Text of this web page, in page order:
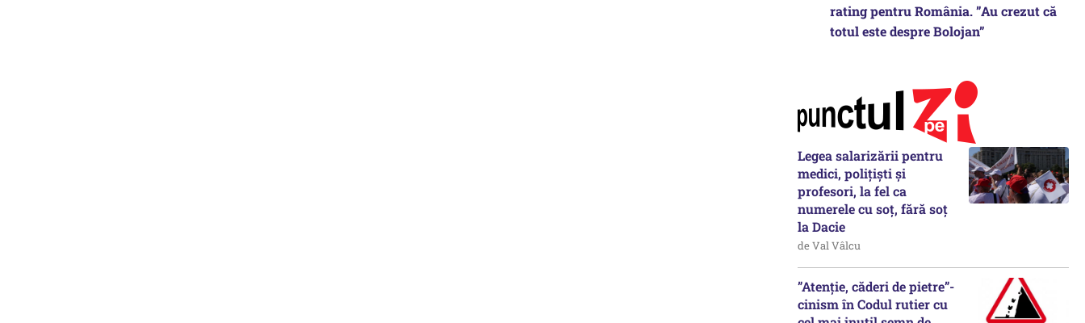
rating pentru România. ”Au crezut că
totul este despre Bolojan”
Legea salarizării pentru
medici, polițiști și
profesori, la fel ca
numerele cu soț, fără soț
la Dacie
de Val Vâlcu
”Atenție, căderi de pietre”-
cinism în Codul rutier cu